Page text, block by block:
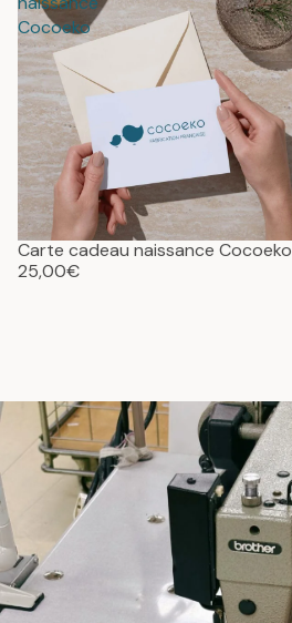
Cocoeko
Carte cadeau naissance Cocoeko
25,00€